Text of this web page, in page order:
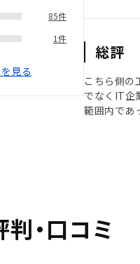
85件
1件
見る
総評
こちら側の
でなくIT企
範囲内であ
・口コミ